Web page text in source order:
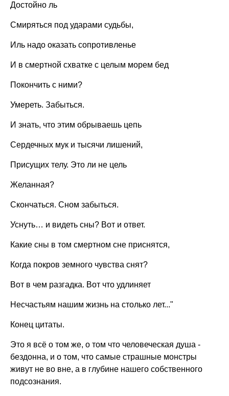
Достойно ль
Смиряться под ударами судьбы,
Иль надо оказать сопротивленье
И в смертной схватке с целым морем бед
Покончить с ними?
Умереть. Забыться.
И знать, что этим обрываешь цепь
Сердечных мук и тысячи лишений,
Присущих телу. Это ли не цель
Желанная?
Скончаться. Сном забыться.
Уснуть… и видеть сны? Вот и ответ.
Какие сны в том смертном сне приснятся,
Когда покров земного чувства снят?
Вот в чем разгадка. Вот что удлиняет
Несчастьям нашим жизнь на столько лет..."
Конец цитаты.
Это я всё о том же, о том что человеческая душа -
бездонна, и о том, что самые страшные монстры
живут не во вне, а в глубине нашего собственного
подсознания.